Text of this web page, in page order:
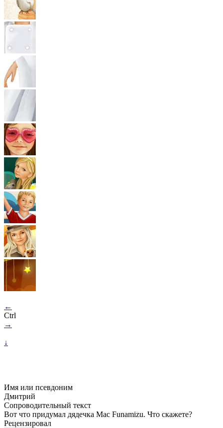
←
Ctrl
→
↓
Имя или псевдоним
Дмитрий
Сопроводительный текст
Вот что придумал дядечка Mac Funamizu. Что скажете?
Рецензировал